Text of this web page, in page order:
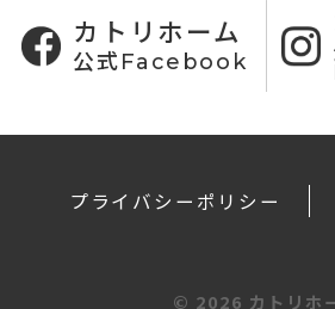
カトリホーム
公式Facebook
プライバシーポリシー
© 2026 カトリホ